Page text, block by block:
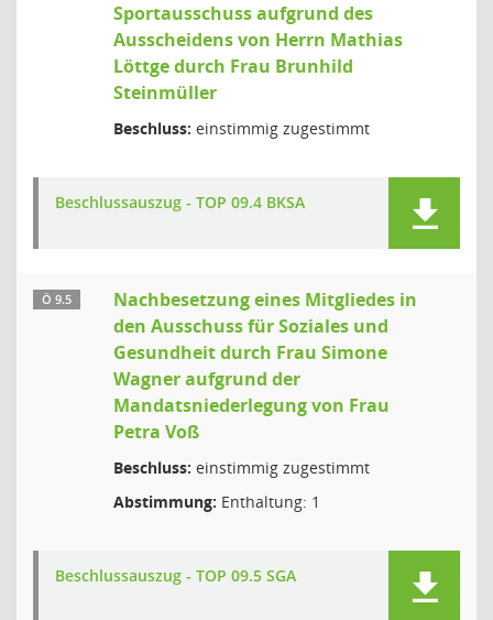
Sportausschuss aufgrund des
Ausscheidens von Herrn Mathias
Löttge durch Frau Brunhild
Steinmüller
Beschluss: einstimmig zugestimmt
Beschlussauszug - TOP 09.4 BKSA
Ö 9.5
Nachbesetzung eines Mitgliedes in
den Ausschuss für Soziales und
Gesundheit durch Frau Simone
Wagner aufgrund der
Mandatsniederlegung von Frau
Petra Voß
Beschluss: einstimmig zugestimmt
Abstimmung: Enthaltung: 1
Beschlussauszug - TOP 09.5 SGA